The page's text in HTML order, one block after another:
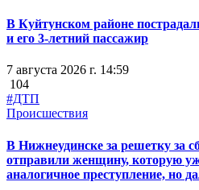
В Куйтунском районе
и его 3-летний пассажир
7 августа 2026 г. 14:59
104
#ДТП
Происшествия
В Нижнеудинске за решетку за
отправили женщину, которую
аналогичное преступление, но